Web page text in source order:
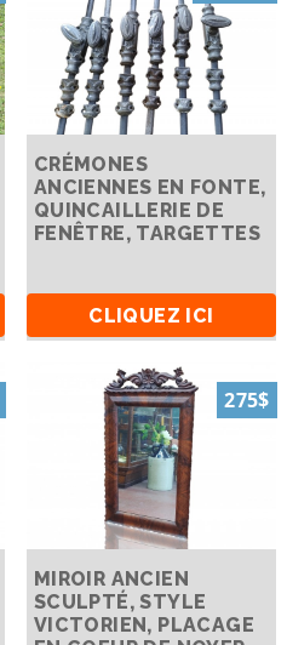
CRÉMONES
ANCIENNES EN FONTE,
QUINCAILLERIE DE
FENÊTRE, TARGETTES
CLIQUEZ ICI
275$
MIROIR ANCIEN
SCULPTÉ, STYLE
VICTORIEN, PLACAGE